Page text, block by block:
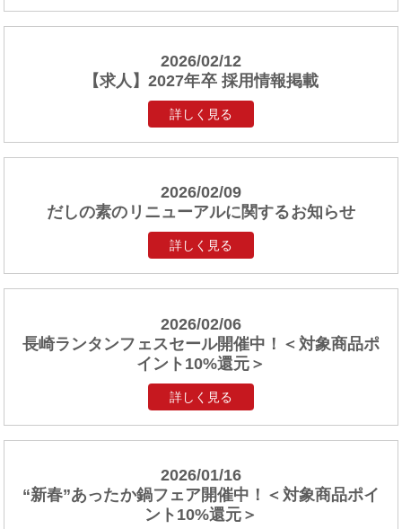
2026/02/12
【求人】2027年卒 採用情報掲載
詳しく見る
2026/02/09
だしの素のリニューアルに関するお知らせ
詳しく見る
2026/02/06
長崎ランタンフェスセール開催中！＜対象商品ポ
イント10%還元＞
詳しく見る
2026/01/16
“新春”あったか鍋フェア開催中！＜対象商品ポイ
ント10%還元＞